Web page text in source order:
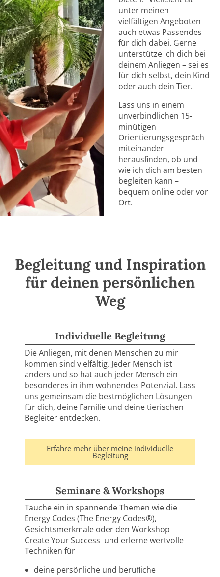
unter meinen
vielfältigen Angeboten
auch etwas Passendes
für dich dabei. Gerne
unterstütze ich dich bei
deinem Anliegen –sei es
für dich selbst, dein Kind
oderauch dein Tier.
Lass uns in einem
unverbindlichen 15-
minütigen
Orientierungsgespräch
miteinander
herausﬁnden, ob und
wie ich dich am besten
begleiten kann –
bequem online odervor
Ort.
Begleitung und Inspiration
für deinen persönlichen
Weg
Individuelle Begleitung
Die Anliegen, mit denen Menschen zu mir
kommen sind vielfältig. Jeder Mensch ist
anders und so hat auch jeder Mensch ein
besonderes in ihm wohnendes Potenzial. Lass
uns gemeinsam die bestmöglichen Lösungen
für dich, deine Familie und deinetierischen
Begleiter entdecken.
Erfahre mehr über meine individuelle
Begleitung
Seminare & Workshops
Tauche ein in spannendeThemen wie die
Energy Codes (The Energy Codes®),
Gesichtsmerkmale oder den Workshop
CreateYourSuccess und erlerne wertvolle
Techniken für
deine persönliche und beruﬂiche